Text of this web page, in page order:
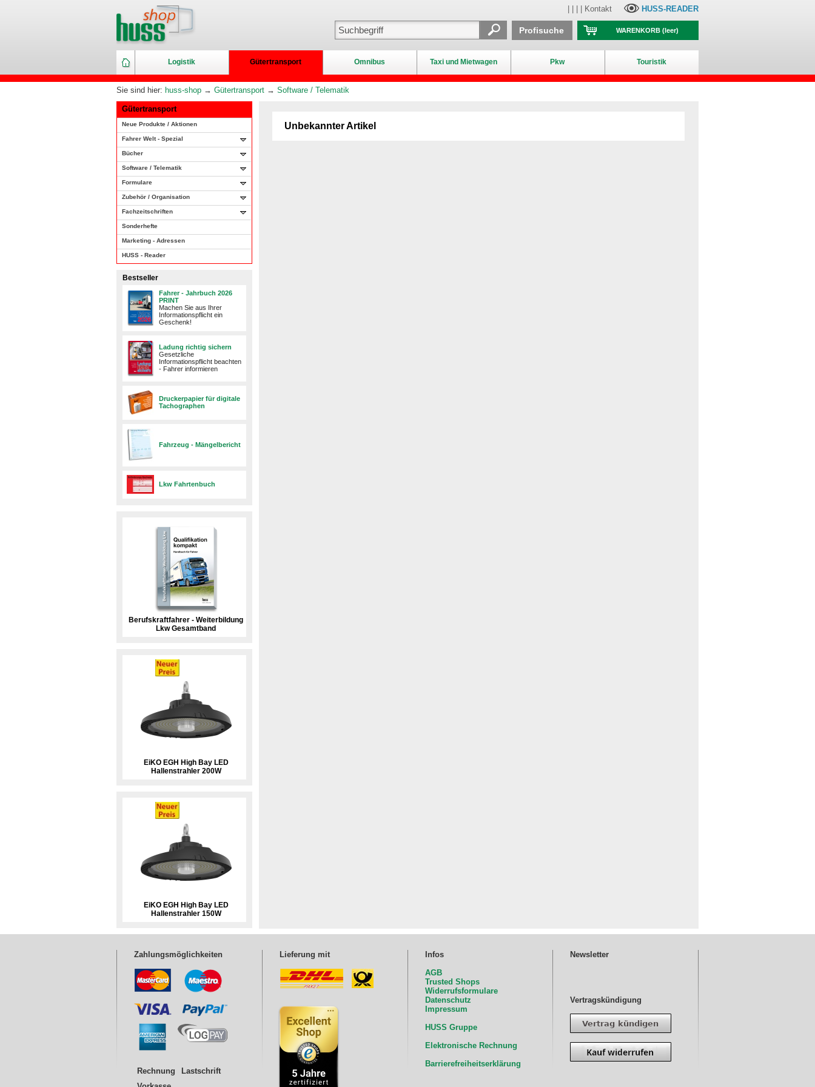
Logistik Gütertransport Omnibus Taxi und Mietwagen Pkw Touristik
Kontakt HUSS-READER
WARENKORB(leer)
Profisuche
Sie sind hier: huss-shop → Gütertransport → Software / Telematik
Gütertransport
Neue Produkte / Aktionen
Fahrer Welt - Spezial
Bücher
Software / Telematik
Formulare
Zubehör / Organisation
Fachzeitschriften
Sonderhefte
Marketing - Adressen
HUSS - Reader
Bestseller
Fahrer - Jahrbuch 2026
PRINT
Machen Sie aus Ihrer
Informationspflicht ein
Geschenk!
Ladung richtig sichern
Gesetzliche
Informationspflicht beachten
- Fahrer informieren
Druckerpapier für digitale
Tachographen
Fahrzeug - Mängelbericht
Lkw Fahrtenbuch
Berufskraftfahrer - Weiterbildung
Lkw Gesamtband
EiKO EGH High Bay LED
Hallenstrahler 200W
EiKO EGH High Bay LED
Hallenstrahler 150W
Unbekannter Artikel
Zahlungsmöglichkeiten
Rechnung
Lastschrift
Lieferung mit
Infos
AGB
Trusted Shops
Widerrufsformulare
Datenschutz
Impressum
HUSS Gruppe
Elektronische Rechnung
Barrierefreiheitserklärung
Newsletter
Vertragskündigung